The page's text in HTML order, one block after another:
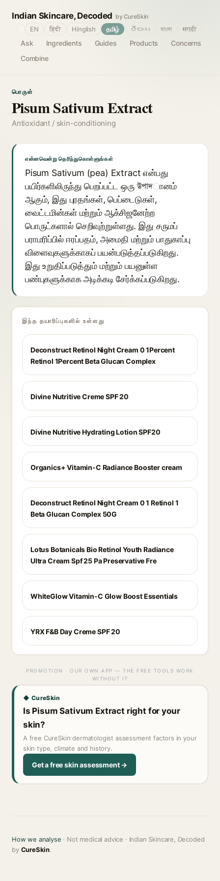
Indian Skincare, Decoded by CureSkin
Ask Ingredients Guides Products
Concerns
Combine
EN हिंदी Hinglish தமிழ் తెలుగు বাংলা मराठी
பொருள்
Pisum Sativum Extract
Antioxidant / skin-conditioning
என்னவென்று தெரிந்துகொள்ளுங்கள்
Pisum Sativum (pea) Extract என்பது
பயிர்களிலிருந்து பெறப்பட்ட ஒரு উপাদானம்
ஆகும், இது புரதங்கள், பெப்டைடுகள்,
வைட்டமின்கள் மற்றும் ஆக்சிஜனேற்ற
பொருட்களால் செறிவுற்றுள்ளது. இது சருமப்
பராமரிப்பில் ஈரப்பதம், அமைதி மற்றும் பாதுகாப்பு
விளைவுகளுக்காகப் பயன்படுத்தப்படுகிறது.
இது உறுதிப்படுத்தும் மற்றும் பயனுள்ள
பண்புகளுக்காக அடிக்கடி சேர்க்கப்படுகிறது.
இந்த தயாரிப்புகளில் உள்ளது
Deconstruct Retinol Night Cream 0 1Percent
Retinol 1Percent Beta Glucan Complex
Divine Nutritive Creme SPF 20
Divine Nutritive Hydrating Lotion SPF20
Organics+ Vitamin-C Radiance Booster cream
Deconstruct Retinol Night Cream 0 1 Retinol 1
Beta Glucan Complex 50G
Lotus Botanicals Bio Retinol Youth Radiance
Ultra Cream Spf 25 Pa Preservative Fre
WhiteGlow Vitamin-C Glow Boost Essentials
YRX F&B Day Creme SPF 20
PROMOTION · OUR OWN APP — THE FREE TOOLS WORK
WITHOUT IT
◆ CureSkin
Is Pisum Sativum Extract right for your
skin?
A free CureSkin dermatologist assessment factors in your
skin type, climate and history.
Get a free skin assessment →
How we analyse · Not medical advice · Indian Skincare, Decoded
by CureSkin.